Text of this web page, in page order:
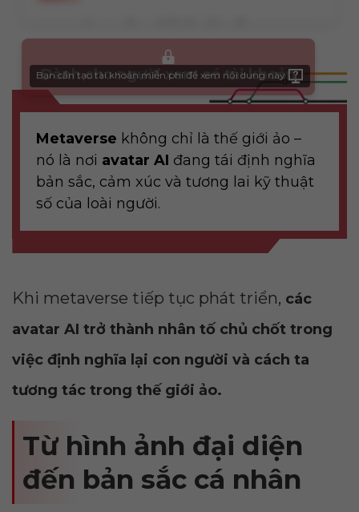
Dành cho người xem có tài khoản
Bạn cần tạo tài khoản miễn phí để xem nội dung này
Metaverse không chỉ là thế giới ảo –
nó là nơi avatar AI đang tái định nghĩa
bản sắc, cảm xúc và tương lai kỹ thuật
số của loài người.
Khi metaverse tiếp tục phát triển, các
avatar AI trở thành nhân tố chủ chốt trong
việc định nghĩa lại con người và cách ta
tương tác trong thế giới ảo.
Từ hình ảnh đại diện
đến bản sắc cá nhân